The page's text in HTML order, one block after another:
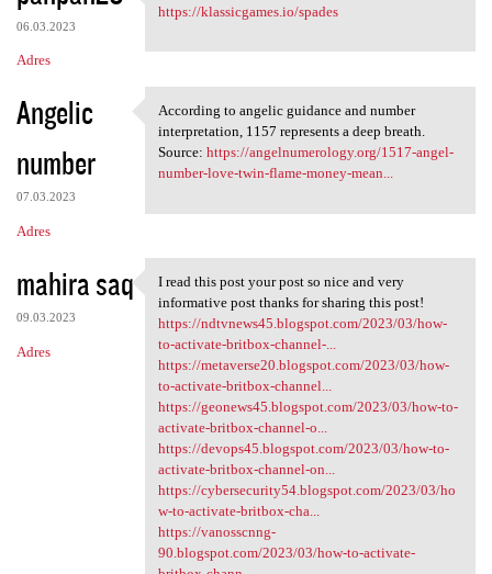
06.03.2023
Adres
How to play is simple but
https://klassicgames.io/spades
Angelic
number
07.03.2023
Adres
According to angelic guidance
According to angelic guidance and number
interpretation, 1157 represents a deep breath.
Source: https://angelnumerology.org/1517-angel-
number-love-twin-flame-money-mean...
mahira saq
09.03.2023
Adres
I read this post your post so
I read this post your post so nice and very
informative post thanks for sharing this post!
https://ndtvnews45.blogspot.com/2023/03/how-
to-activate-britbox-channel-...
https://metaverse20.blogspot.com/2023/03/how-
to-activate-britbox-channel...
https://geonews45.blogspot.com/2023/03/how-to-
activate-britbox-channel-o...
https://devops45.blogspot.com/2023/03/how-to-
activate-britbox-channel-on...
https://cybersecurity54.blogspot.com/2023/03/ho
w-to-activate-britbox-cha...
https://vanosscnng-
90.blogspot.com/2023/03/how-to-activate-